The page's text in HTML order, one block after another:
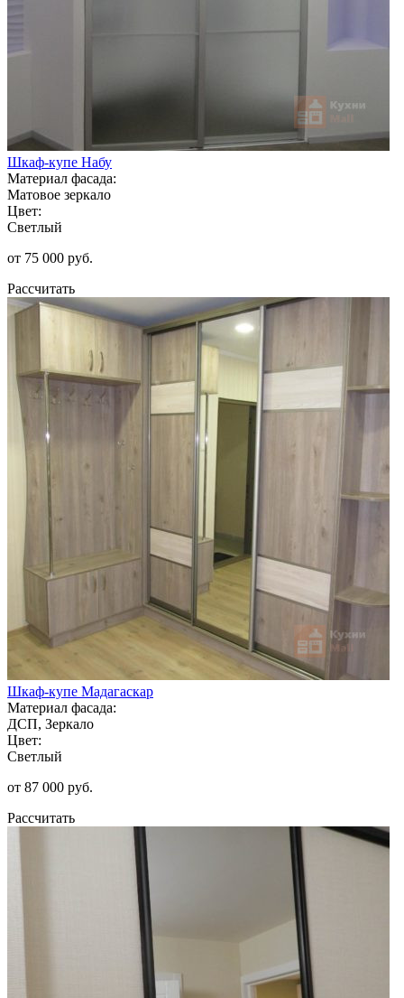
Шкаф-купе Набу
Материал фасада:
Матовое зеркало
Цвет:
Светлый
от 75 000 руб.
Рассчитать
Шкаф-купе Мадагаскар
Материал фасада:
ДСП, Зеркало
Цвет:
Светлый
от 87 000 руб.
Рассчитать